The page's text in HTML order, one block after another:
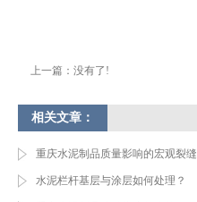
上一篇：没有了!
相关文章：
重庆水泥制品质量影响的宏观裂缝
水泥栏杆基层与涂层如何处理？